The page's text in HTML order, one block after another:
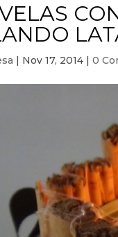
| Nov 17, 2014 |0